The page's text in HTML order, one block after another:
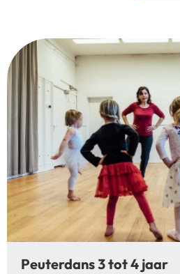
Peuterdans 3 tot 4 jaar